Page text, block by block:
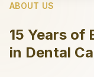
ABOUT US
15 Years of
in Dental